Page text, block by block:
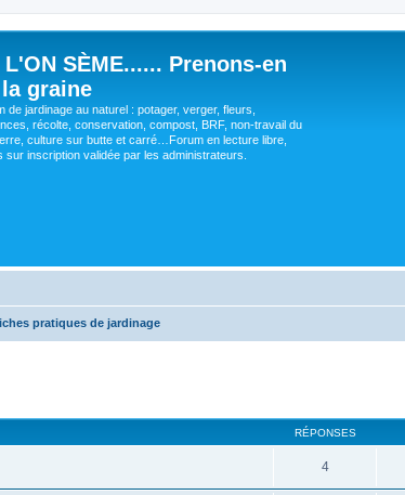
L'ON SÈME...... Prenons-en
graine
de jardinage au naturel : potager, verger, fleurs,
récolte, conservation, compost, BRF, non-travail du
culture sur butte et carré…Forum en lecture libre,
sur inscription validée par les administrateurs.
pratiques de jardinage
RÉPONSES
4